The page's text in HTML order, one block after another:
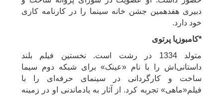
دبیری هفدهمین جشن خانه سینما را در کارنامه کاری
خود دارد.
*کامبوزیا پرتوی
متولد 1334 در رشت است. نخستین فیلم بلند
داستانی‌اش را با نام «عینک» برای شبکه دوم سیما
ساخت و کارگردانی در سینمای حرفه‌ای را با
فیلم«ماهی» تجربه کرد. از آثار به یادماندنی او در زمینه